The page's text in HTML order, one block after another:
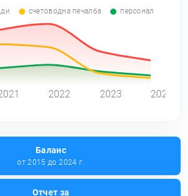
счетоводна печалба персонал
2022 2023 2024
Баланс
от 2015 до 2024 г.
Отчет за